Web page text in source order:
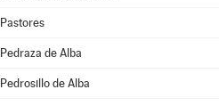
Pastores
Pedraza de Alba
Pedrosillo de Alba